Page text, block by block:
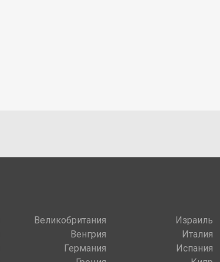
Великобритания
Венгрия
Германия
Израиль
Италия
Испания